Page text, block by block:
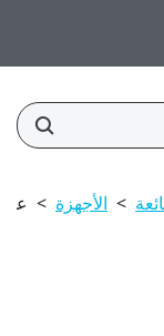
> الأجهزة >